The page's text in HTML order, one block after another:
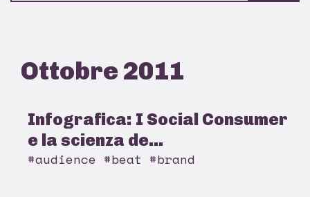
Ottobre 2011
Infografica: I Social Consumer
e la scienza de...
#audience #beat #brand